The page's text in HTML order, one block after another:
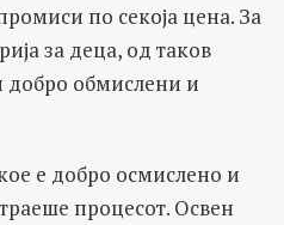
по секоја цена. За
за деца, од таков
добро обмислени и
е добро осмислено и
процесот. Освен